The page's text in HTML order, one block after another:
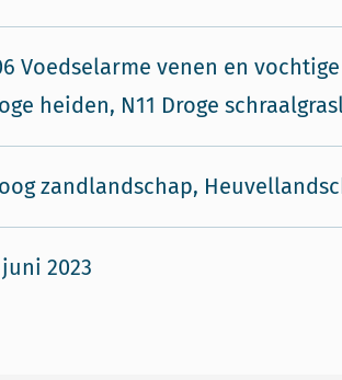
Voedselarme venen en
heiden, N11 Droge
zandlandschap,
juni 2023